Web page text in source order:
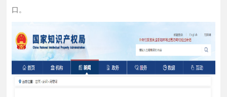
口。